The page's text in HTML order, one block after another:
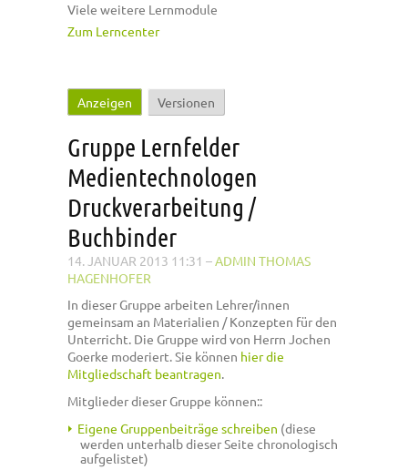
Viele weitere Lernmodule
Zum Lerncenter
Haupt-Reiter
Anzeigen (aktiver Reiter)
Versionen
Gruppe Lernfelder
Medientechnologen
Druckverarbeitung /
Buchbinder
14. JANUAR 2013 11:31 –ADMIN THOMAS
HAGENHOFER
In dieser Gruppe arbeiten Lehrer/innen
gemeinsam an Materialien / Konzepten für den
Unterricht. Die Gruppe wird von Herrn Jochen
Goerke moderiert. Sie können hier die
Mitgliedschaft beantragen.
Mitglieder dieser Gruppe können::
Eigene Gruppenbeiträge schreiben (diese
werden unterhalb dieser Seite chronologisch
aufgelistet)